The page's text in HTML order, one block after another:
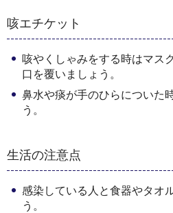
咳エチケット
咳やくしゃみをする時はマス
口を覆いましょう。
鼻水や痰が手のひらについた
う。
生活の注意点
感染している人と食器やタオ
う。